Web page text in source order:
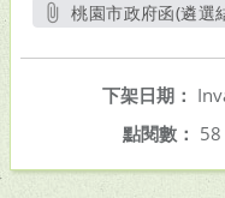
桃園市政府函(遴選
下架日期：
點閱數： 58